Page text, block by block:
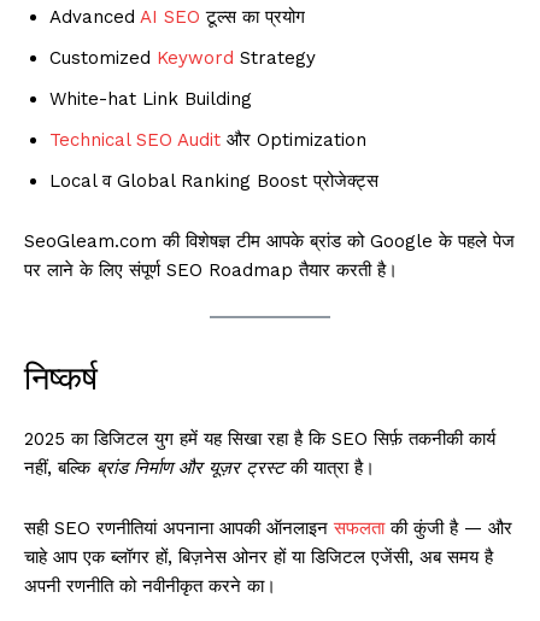
Advanced AI SEO टूल्स का प्रयोग
Customized Keyword Strategy
White-hat Link Building
Technical SEO Audit और Optimization
Local व Global Ranking Boost प्रोजेक्ट्स
SeoGleam.com की विशेषज्ञ टीम आपके ब्रांड को Google के पहले पेज
पर लाने के लिए संपूर्ण SEO Roadmap तैयार करती है।
निष्कर्ष
2025 का डिजिटल युग हमें यह सिखा रहा है कि SEO सिर्फ़ तकनीकी कार्य
नहीं, बल्कि ब्रांड निर्माण और यूज़र ट्रस्टकी यात्रा है।
सही SEO रणनीतियां अपनाना आपकी ऑनलाइनसफलताकी कुंजी है — और
चाहे आप एक ब्लॉगर हों, बिज़नेस ओनर हों या डिजिटल एजेंसी, अब समय है
अपनी रणनीति को नवीनीकृत करने का।